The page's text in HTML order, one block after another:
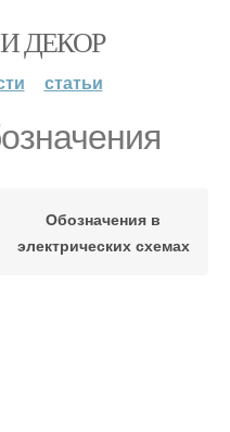
ДЕКОР
статьи
Обозначения в
электрических схемах